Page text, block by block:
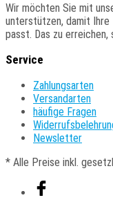
Wir möchten Sie mit
unterstützen, damit Ihre
passt. Das zu erreichen,
Service
Zahlungsarten
Versandarten
häufige Fragen
Newsletter
* Alle Preise inkl.